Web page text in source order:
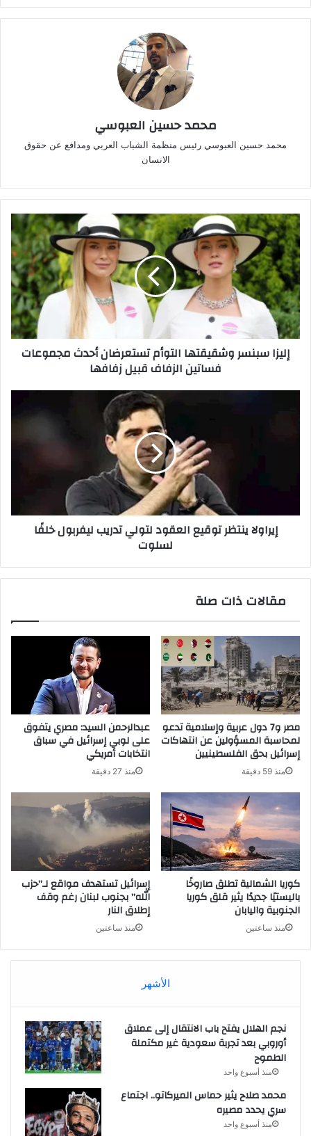
محمد حسين العبوسي
محمد حسين العبوسي رئيس منظمة الشباب العربي ومدافع عن حقوق
الانسان
إليزا
سبنسر
وشقيقتها
التوأم
تستعرضان
أحدث
مجموعات
فساتين
الزفاف
قبيلإليزا سبنسر وشقيقتها التوأم تستعرضان أحدث مجموعات
فساتين الزفاف قبيل زفافها
لسلوت
إيراولا ينتظر توقيع العقود لتولي تدريب ليفربول خلفًا
لسلوت
مقالات ذات صلة
عبدالرحمن السيد: مصري يتفوق
على لوبي إسرائيل في سباق
انتخابات أمريكي
منذ 27 دقيقة
مصر و7 دول عربية وإسلامية تدعو
لمحاسبة المسؤولين عن انتهاكات
إسرائيل بحق الفلسطينيين
منذ 59 دقيقة
إسرائيل تستهدف مواقع لـ”حزب
الله” بجنوب لبنان رغم وقف
إطلاق النار
منذ ساعتين
كوريا الشمالية تطلق صاروخًا
باليستيًا جديدًا يثير قلق كوريا
الجنوبية واليابان
منذ ساعتين
الأشهر
نجم الهلال يفتح باب الانتقال إلى عملاق
أوروبي بعد تجربة سعودية غير مكتملة
الطموح
منذ أسبوع واحد
محمد صلاح يثير حماس الميركاتو.. اجتماع
سري يحدد مصيره
منذ أسبوع واحد